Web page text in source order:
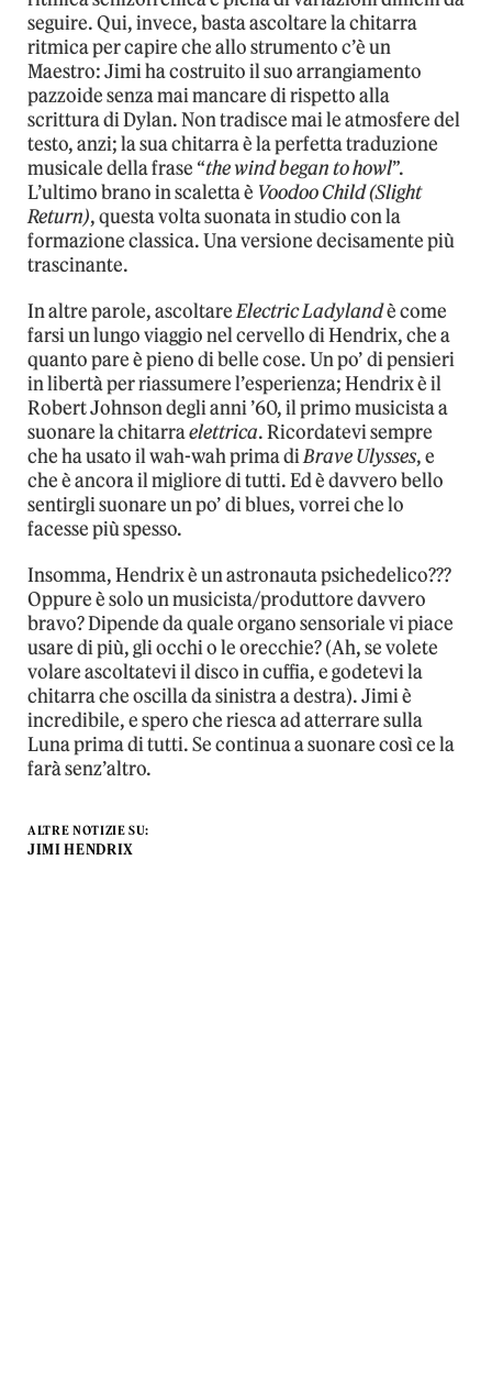
seguire. Qui, invece, basta ascoltare la chitarra
ritmica per capire che allo strumento c’è un
Maestro: Jimi ha costruito il suo arrangiamento
pazzoide senza mai mancare di rispetto alla
scrittura di Dylan. Non tradisce mai le atmosfere del
testo, anzi; la sua chitarra è la perfetta traduzione
musicale della frase “the wind began to howl”.
L’ultimo brano in scaletta è Voodoo Child (Slight
Return), questa volta suonata in studio con la
formazione classica. Una versione decisamente più
trascinante.
In altre parole, ascoltareElectric Ladylandè come
farsi un lungo viaggio nel cervello di Hendrix, che a
quanto pare è pieno di belle cose. Un po’ di pensieri
in libertà per riassumere l’esperienza; Hendrix è il
Robert Johnson degli anni ’60, il primo musicista a
suonare la chitarraelettrica. Ricordatevi sempre
che ha usato il wah-wah prima diBrave Ulysses, e
che è ancora il migliore di tutti. Ed è davvero bello
sentirgli suonare un po’ di blues, vorrei che lo
facesse più spesso.
Insomma, Hendrix è un astronauta psichedelico???
Oppure è solo un musicista/produttore davvero
bravo? Dipende da quale organo sensoriale vi piace
usare di più, gli occhi o le orecchie? (Ah, se volete
volare ascoltatevi il disco in cuffia, e godetevi la
chitarra che oscilla da sinistra a destra). Jimi è
incredibile, e spero che riesca ad atterrare sulla
Luna prima di tutti. Se continua a suonare così ce la
farà senz’altro.
ALTRE NOTIZIE SU:
JIMI HENDRIX